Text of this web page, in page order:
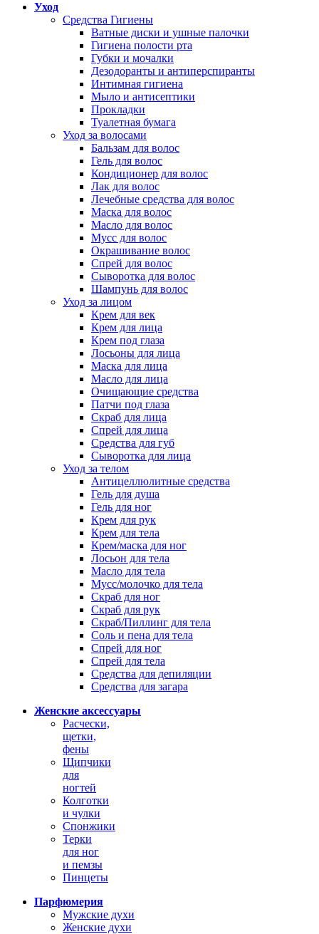
Уход
Средства Гигиены
Ватные диски и ушные палочки
Гигиена полости рта
Губки и мочалки
Дезодоранты и антиперспиранты
Интимная гигиена
Мыло и антисептики
Прокладки
Туалетная бумага
Уход за волосами
Бальзам для волос
Гель для волос
Кондиционер для волос
Лак для волос
Лечебные средства для волос
Маска для волос
Масло для волос
Мусс для волос
Окрашивание волос
Спрей для волос
Сыворотка для волос
Шампунь для волос
Уход за лицом
Крем для век
Крем для лица
Крем под глаза
Лосьоны для лица
Маска для лица
Масло для лица
Очищающие средства
Патчи под глаза
Скраб для лица
Спрей для лица
Средства для губ
Сыворотка для лица
Уход за телом
Антицеллюлитные средства
Гель для душа
Гель для ног
Крем для рук
Крем для тела
Крем/маска для ног
Лосьон для тела
Масло для тела
Мусс/молочко для тела
Скраб для ног
Скраб для рук
Скраб/Пиллинг для тела
Соль и пена для тела
Спрей для ног
Спрей для тела
Средства для депиляции
Средства для загара
Женские аксессуары
Расчески,
щетки,
фены
Щипчики
для
ногтей
Колготки
и чулки
Спонжики
Терки
для ног
и пемзы
Пинцеты
Парфюмерия
Мужские духи
Женские духи